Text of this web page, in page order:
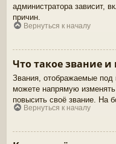
администратора зависит,
причин.
Вернуться к началу
Что такое звание и
Звания, отображаемые
можете напрямую
повысить своё звание. На
Вернуться к началу